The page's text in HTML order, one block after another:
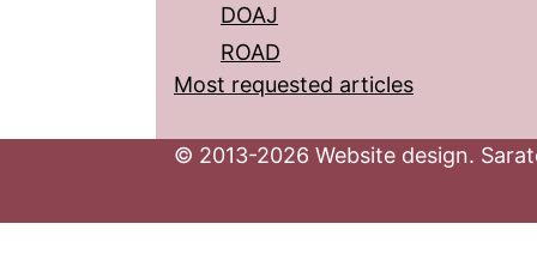
DOAJ
ROAD
Most requested articles
© 2013-2026 Website design.